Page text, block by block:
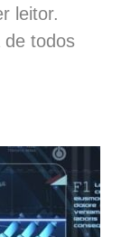
leitor.
de todos